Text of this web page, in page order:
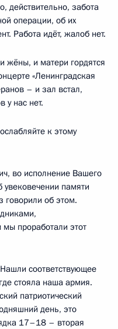
действительно, забота
операции, об их
Работа идёт, жалоб нет.
жёны, и матери гордятся
«Ленинградская
– и зал встал,
у нас нет.
к этому
во исполнение Вашего
увековечении памяти
говорили об этом.
проработали этот
соответствующее
стояла наша армия.
патриотический
день, это
17–18 – вторая